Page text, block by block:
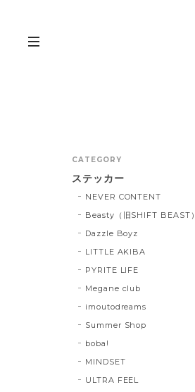
CATEGORY
ステッカー
NEVER CONTENT
Beasty（旧SHIFT BEAST）
Dazzle Boyz
LITTLE AKIBA
PYRITE LIFE
Megane club
imoutodreams
Summer Shop
boba!
MINDSET
ULTRA FEEL